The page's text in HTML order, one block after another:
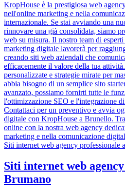
KropHouse è la prestigiosa web
nell'online marketing e nella
internazionale. Se stai avviando una
rinnovare una già consolidata, siamo
web su misura. Il nostro team di
marketing digitale lavorerà per
creando siti web aziendali che
efficacemente il valore della tua
personalizzate e strategie mirate per
abbia bisogno di un semplice sito
avanzato, possiamo fornirti tutte le
l'ottimizzazione SEO e l'integrazione
Contattaci per un preventivo e avvia
digitale con KropHouse a Brunello.
online con la nostra web agency
marketing e nella comunicazione
Siti internet web agency professionale
Siti internet web
Brumano